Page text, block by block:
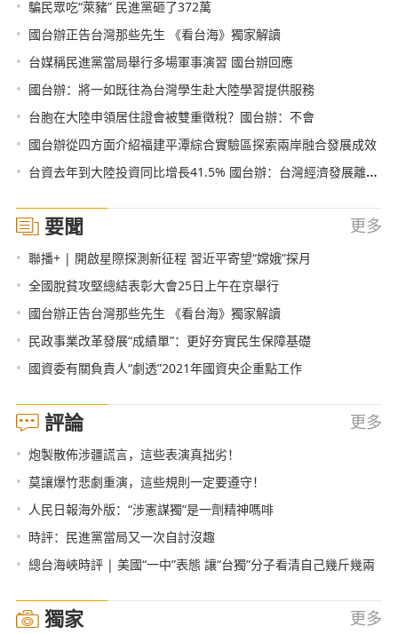
• 騙民眾吃“萊豬” 民進黨砸了372萬
• 國台辦正告台灣那些先生 《看台海》獨家解讀
• 台媒稱民進黨當局舉行多場軍事演習 國台辦回應
• 國台辦：將一如既往為台灣學生赴大陸學習提供服務
• 台胞在大陸申領居住證會被雙重徵稅？國台辦：不會
• 國台辦從四方面介紹福建平潭綜合實驗區探索兩岸融合發展成效
• 台資去年到大陸投資同比增長41.5% 國台辦：台灣經濟發展離不開大陸
要聞 更多
• 聯播+ | 開啟星際探測新征程 習近平寄望“嫦娥”探月
• 全國脫貧攻堅總結表彰大會25日上午在京舉行
• 國台辦正告台灣那些先生 《看台海》獨家解讀
• 民政事業改革發展“成績單”：更好夯實民生保障基礎
• 國資委有關負責人“劇透”2021年國資央企重點工作
評論 更多
• 炮製散佈涉疆謊言，這些表演真拙劣！
• 莫讓爆竹悲劇重演，這些規則一定要遵守！
• 人民日報海外版：“涉憲謀獨”是一劑精神嗎啡
• 時評：民進黨當局又一次自討沒趣
• 總台海峽時評 | 美國“一中”表態 讓“台獨”分子看清自己幾斤幾兩
獨家 更多